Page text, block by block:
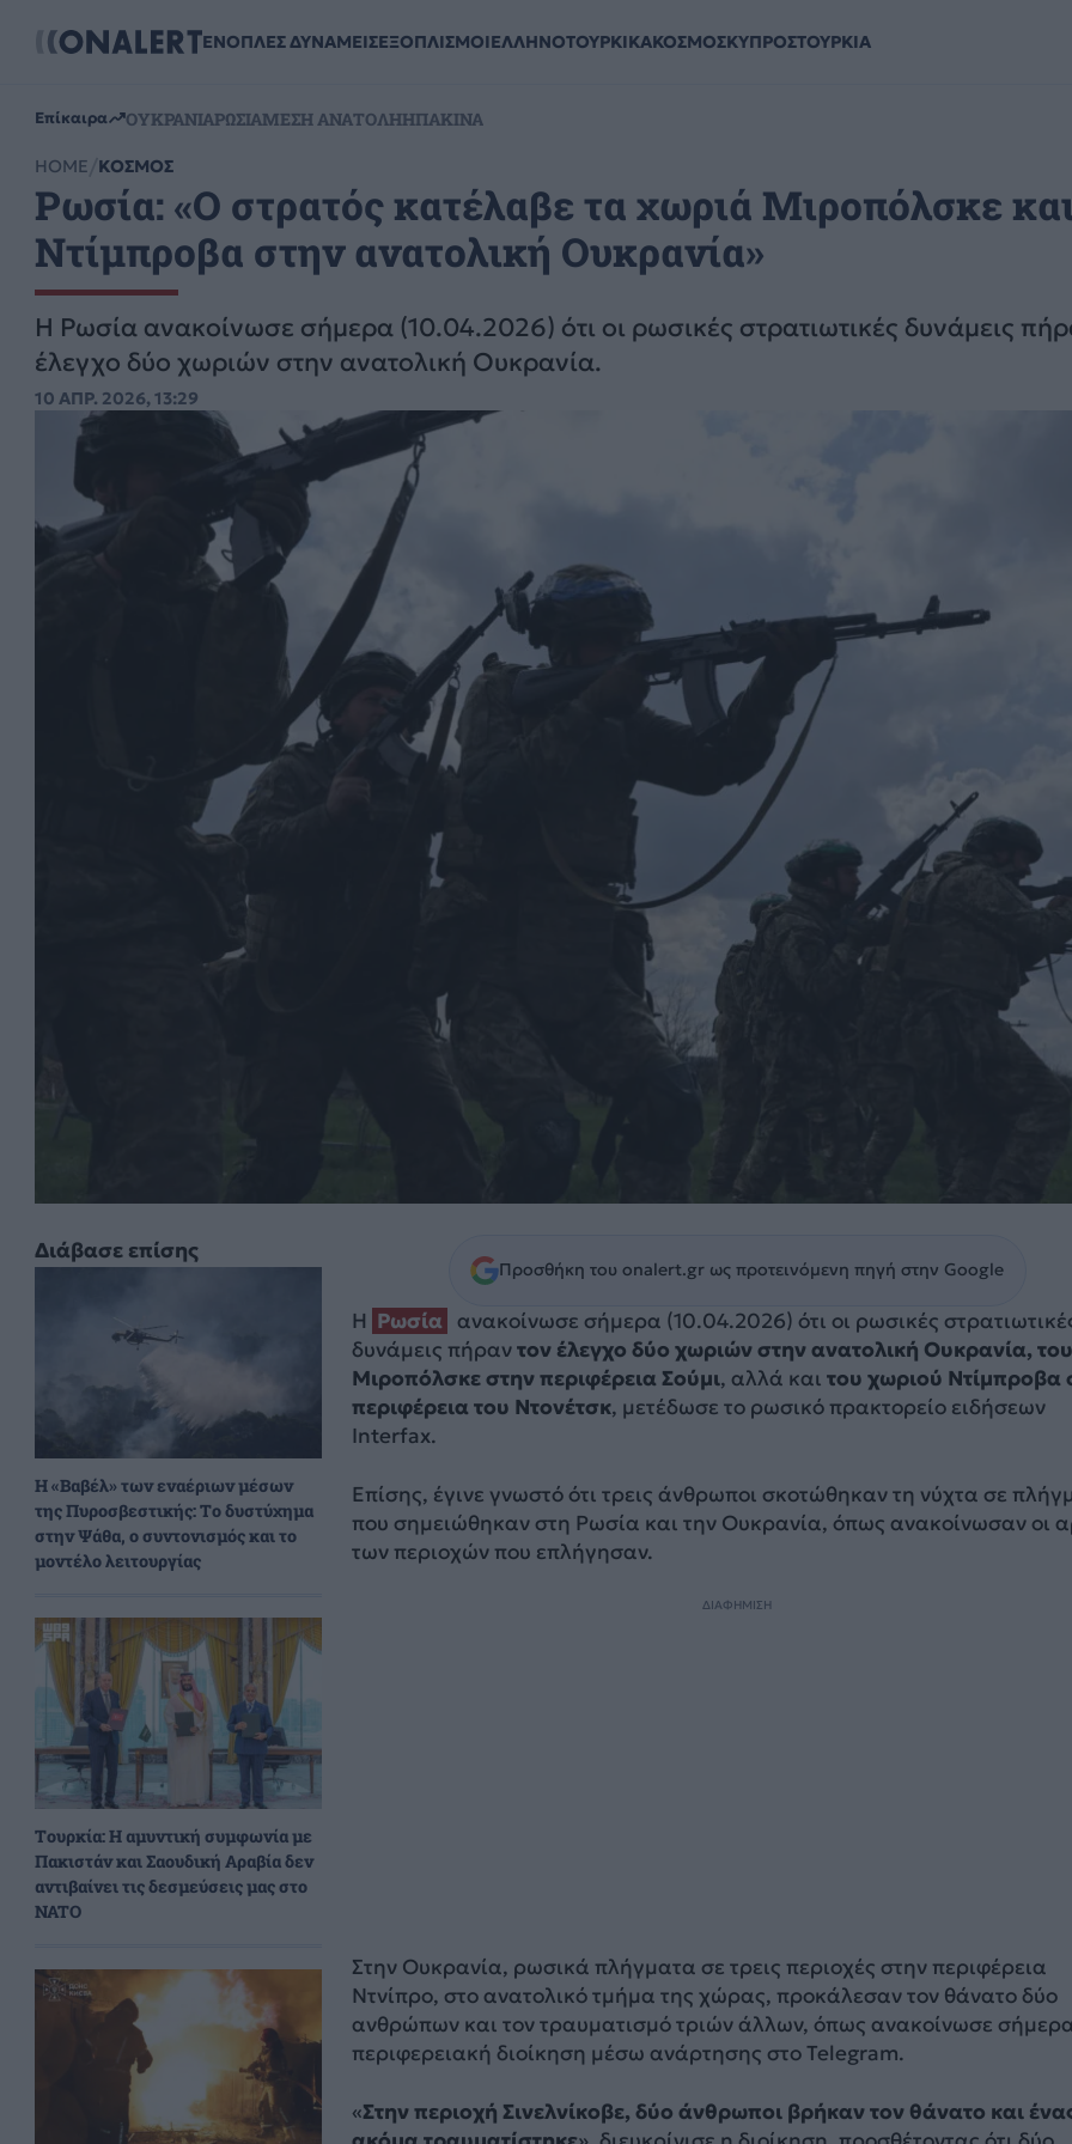
ΕΝΟΠΛΕΣ ΔΥΝΑΜΕΙΣΕΞΟΠΛΙΣΜΟΙΕΛΛΗΝΟΤΟΥΡΚΙΚΑΚΟΣΜΟΣΚΥΠΡΟΣΤΟΥΡΚΙΑ
Επίκαιρα ΟΥΚΡΑΝΙΑΡΩΣΙΑΜΕΣΗ ΑΝΑΤΟΛΗΗΠΑΚΙΝΑ
HOME ΚΟΣΜΟΣ
Ρωσία: «Ο στρατός κατέλαβε τα χωριά Μιροπόλσκε
Ντίμπροβα στην ανατολική Ουκρανία»
Η Ρωσία ανακοίνωσε σήμερα (10.04.2026) ότι οι ρωσικές στρατιωτικές δυνάμεις
έλεγχο δύο χωριών στην ανατολική Ουκρανία.
10 ΑΠΡ. 2026, 13:29
Διάβασε επίσης
H «Βαβέλ» των εναέριων μέσων
της Πυροσβεστικής: Το δυστύχημα
στην Ψάθα, ο συντονισμός και το
μοντέλο λειτουργίας
Τουρκία: Η αμυντική συμφωνία με
Πακιστάν και Σαουδική Αραβία δεν
αντιβαίνει τις δεσμεύσεις μας στο
NATO
Προσθήκη του onalert.gr ως προτεινόμενη πηγή στην Google
Η Ρωσία ανακοίνωσε σήμερα (10.04.2026) ότι οι ρωσικές
δυνάμεις πήραντον έλεγχο δύο χωριών στην ανατολική Ουκρανία, του
Μιροπόλσκε στην περιφέρεια Σούμι, αλλά και του χωριού Ντίμπροβα
περιφέρεια του Ντονέτσκ, μετέδωσε το ρωσικό πρακτορείο ειδήσεων
Interfax.
Επίσης, έγινε γνωστό ότι τρεις άνθρωποι σκοτώθηκαν τη νύχτα σε
που σημειώθηκαν στη Ρωσία και την Ουκρανία, όπως ανακοίνωσαν οι
των περιοχών που επλήγησαν.
ΔΙΑΦΗΜΙΣΗ
Στην Ουκρανία, ρωσικά πλήγματα σε τρεις περιοχές στην περιφέρεια
Ντνίπρο, στο ανατολικό τμήμα της χώρας, προκάλεσαν τον θάνατο δύο
ανθρώπων και τον τραυματισμό τριών άλλων, όπως ανακοίνωσε
περιφερειακή διοίκηση μέσω ανάρτησης στο Telegram.
«Στην περιοχή Σινελνίκοβε, δύο άνθρωποι βρήκαν τον θάνατο και